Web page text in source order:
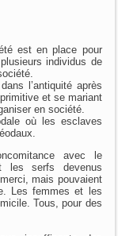
est en place pour
individus de
l’antiquité après
et se mariant
en société.
où les esclaves
avec le
les serfs devenus
mais pouvaient
Les femmes et les
Tous, pour des